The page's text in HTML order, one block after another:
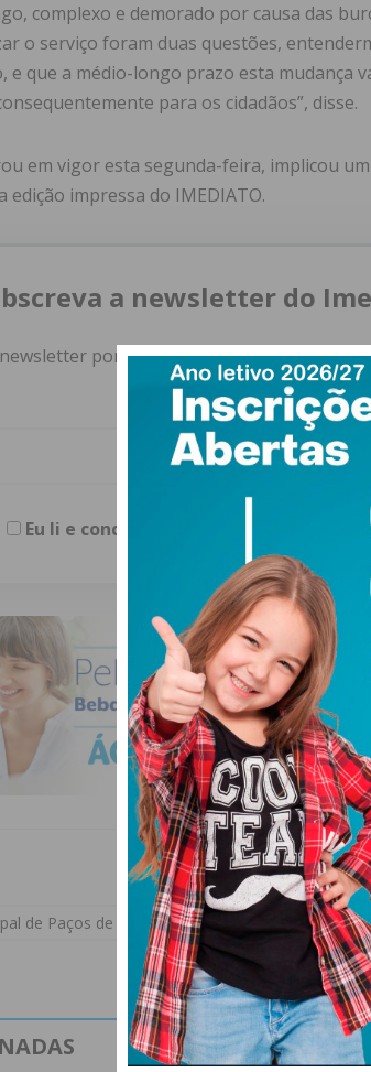
complexo e demorado por causa das
o serviço foram duas questões,
e que a médio-longo prazo esta mudança
para os cidadãos”, disse.
em vigor esta segunda-feira, implicou
edição impressa do IMEDIATO.
a newsletter do
por e-mail e obtenha de forma
atualizada.
Eu li e concordo com os termos e
de Paços de Ferreira Paços de